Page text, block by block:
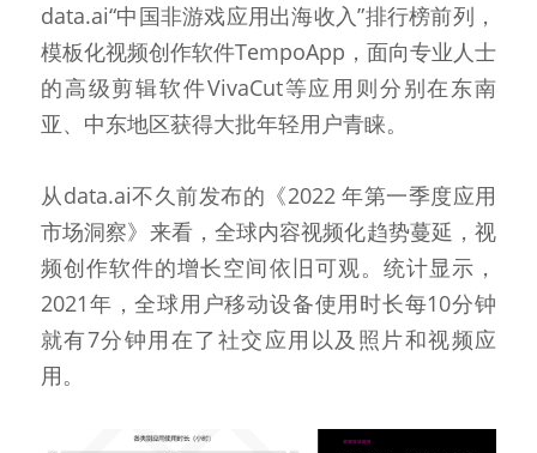
data.ai“中国非游戏应用出海收入”排行榜前列，
模板化视频创作软件TempoApp，面向专业人士
的高级剪辑软件VivaCut等应用则分别在东南
亚、中东地区获得大批年轻用户青睐。
从data.ai不久前发布的《2022 年第一季度应用
市场洞察》来看，全球内容视频化趋势蔓延，视
频创作软件的增长空间依旧可观。统计显示，
2021年，全球用户移动设备使用时长每10分钟
就有7分钟用在了社交应用以及照片和视频应
用。